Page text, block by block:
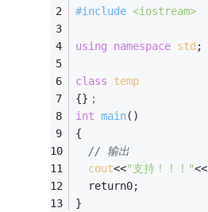
#include <iostream>
using namespace std ;
class
temp
{}；
int main()
{
// 输出
cout<<"支持！！！"<<
  return0;
}